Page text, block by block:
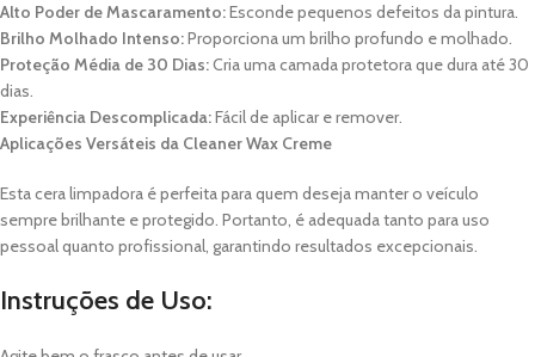
Alto Poder de Mascaramento:Esconde pequenos defeitos da pintura.
Brilho Molhado Intenso:Proporciona um brilho profundo e molhado.
Proteção Média de 30 Dias:Cria uma camada protetora que dura até 30
dias.
Experiência Descomplicada:Fácil de aplicar e remover.
Aplicações Versáteis da Cleaner Wax Creme
Esta cera limpadora é perfeita para quem deseja manter o veículo
sempre brilhante e protegido. Portanto, é adequada tanto para uso
pessoal quanto profissional, garantindo resultados excepcionais.
Instruções de Uso: